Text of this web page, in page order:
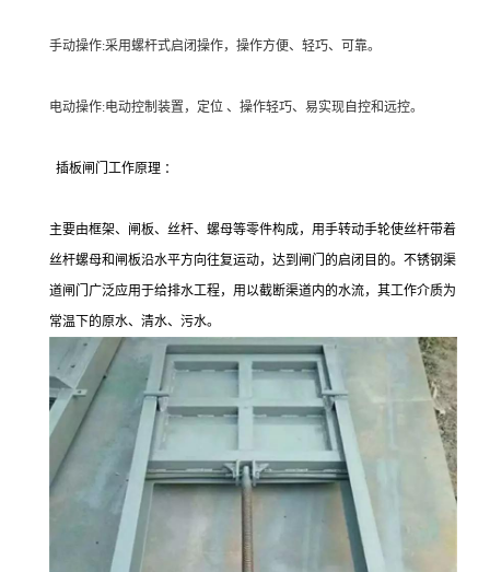
手动操作:采用螺杆式启闭操作，操作方便、轻巧、可靠。
电动操作:电动控制装置，定位 、操作轻巧、易实现自控和远控。
插板闸门工作原理 ：
主要由框架、闸板、丝杆、螺母等零件构成，用手转动手轮使丝杆带着
丝杆螺母和闸板沿水平方向往复运动，达到闸门的启闭目的。不锈钢渠
道闸门广泛应用于给排水工程，用以截断渠道内的水流，其工作介质为
常温下的原水、清水、污水。